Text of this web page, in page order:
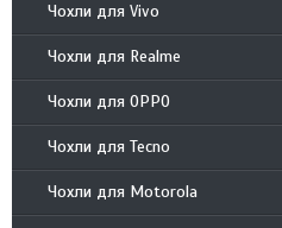
Чохли для Vivo
Чохли для Realme
Чохли для OPPO
Чохли для Tecno
Чохли для Motorola